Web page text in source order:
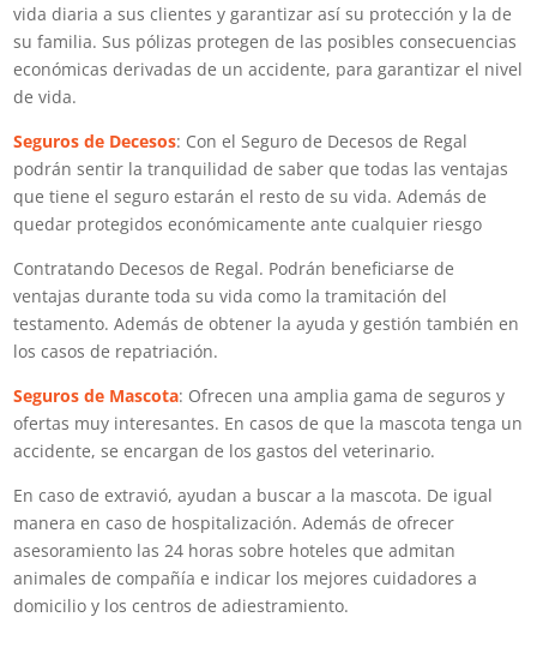
vida diaria a sus clientes y garantizar así su protección y la de
su familia. Sus pólizas protegen de las posibles consecuencias
económicas derivadas de un accidente, para garantizar el nivel
de vida.
Seguros de Decesos: Con el Seguro de Decesos de Regal
podrán sentir la tranquilidad de saber que todas las ventajas
que tiene el seguro estarán el resto de su vida. Además de
quedar protegidos económicamente ante cualquier riesgo
Contratando Decesos de Regal. Podrán beneficiarse de
ventajas durante toda su vida como la tramitación del
testamento. Además de obtener la ayuda y gestión también en
los casos de repatriación.
Seguros de Mascota: Ofrecen una amplia gama de seguros y
ofertas muy interesantes. En casos de que la mascota tenga un
accidente, se encargan de los gastos del veterinario.
En caso de extravió, ayudan a buscar a la mascota. De igual
manera en caso de hospitalización. Además de ofrecer
asesoramiento las 24 horas sobre hoteles que admitan
animales de compañía e indicar los mejores cuidadores a
domicilio y los centros de adiestramiento.